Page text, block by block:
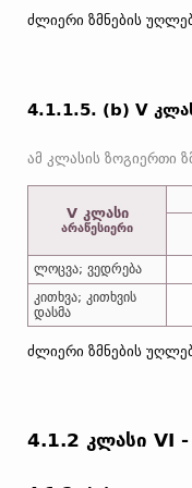
ძლიერი ზმნების
4.1.1.5. (b) V
V კლასი
არაწესიერი
ლოცვა; ვედრება
კითხვა; კითხვის
დასმა
ძლიერი ზმნების
4.1.2 კლასი VI